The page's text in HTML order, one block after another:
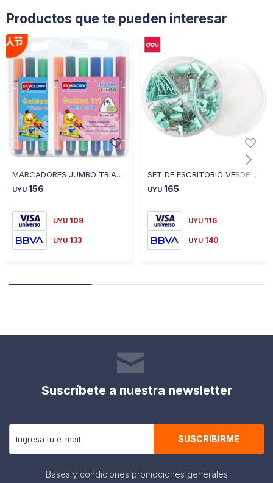
Productos que te pueden interesar
MARCADORES JUMBO TRIANGULARES 12 UNIDADES
UYU 156
UYU 109
UYU 133
SET DE ESCRITORIO VERDE PASTEL DELI
UYU 165
UYU 116
UYU 140
Suscríbete a nuestra newsletter
SUSCRIBIRME
Bases y condiciones promociones generales